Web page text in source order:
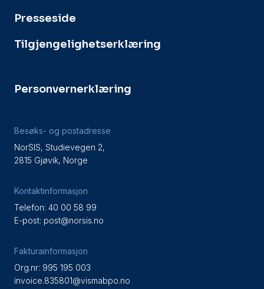
Presseside
Tilgjengelighetserklæring
Personvernerklæring
Besøks- og postadresse
NorSIS, Studievegen 2,
2815 Gjøvik, Norge
Kontaktinformasjon
Telefon: 40 00 58 99
E-post: post@norsis.no
Fakturainformasjon
Org.nr: 995 195 003
invoice.835801@vismabpo.no